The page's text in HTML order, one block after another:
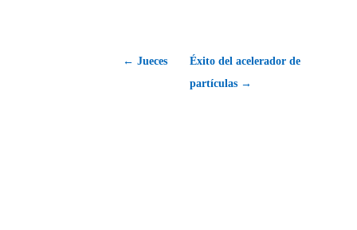
← Jueces
Éxito del acelerador de
partículas →